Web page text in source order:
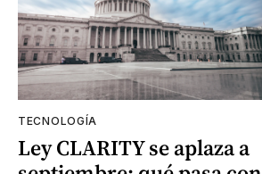
TECNOLOGÍA
Ley CLARITY se aplaza a